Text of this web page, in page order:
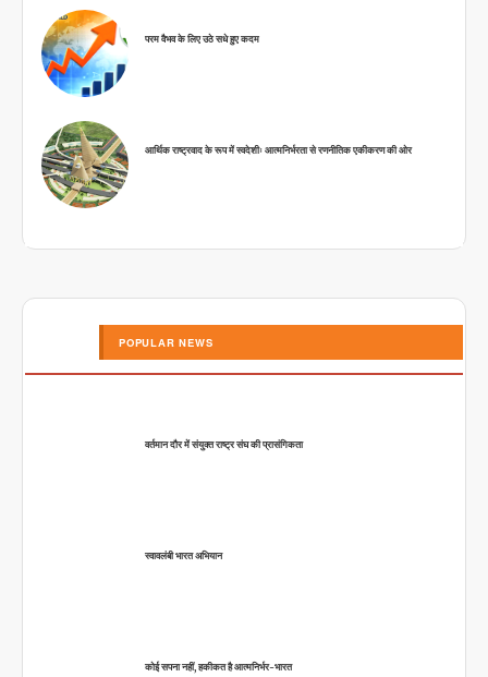
परम वैभव के लिए उठे सधे हुए कदम
आर्थिक राष्ट्रवाद के रूप में स्वदेशीः आत्मनिर्भरता से रणनीतिक एकीकरण की ओर
POPULAR NEWS
वर्तमान दौर में संयुक्त राष्ट्र संघ की प्रासंगिकता
स्वावलंबी भारत अभियान
कोई सपना नहीं, हकीकत है आत्मनिर्भर-भारत